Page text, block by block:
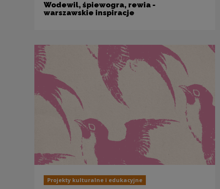
Wodewil, śpiewogra, rewia -
warszawskie inspiracje
Projekty kulturalne i edukacyjne